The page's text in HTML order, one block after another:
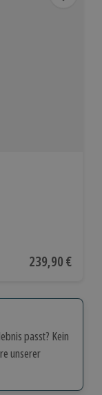
Aktueller Preis
239,90 €
passt? Kein
unserer